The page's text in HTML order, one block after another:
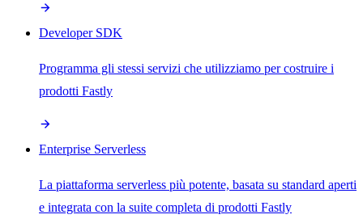
Developer SDK
Programma gli stessi servizi che utilizziamo per costruire i
prodotti Fastly
Enterprise Serverless
La piattaforma serverless più potente, basata su standard aperti
e integrata con la suite completa di prodotti Fastly